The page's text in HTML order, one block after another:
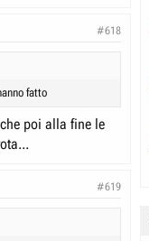
#618
fatto
poi alla fine le
#619